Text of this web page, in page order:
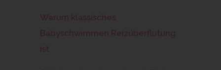
Warum klassisches
Babyschwimmen Reizüberflutung
ist